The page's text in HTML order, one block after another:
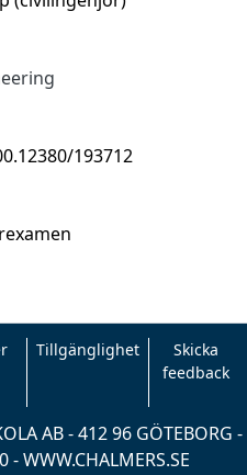
193712
Tillgänglighet
Skicka
feedback
AB - 412 96 GÖTEBORG -
-WWW.CHALMERS.SE